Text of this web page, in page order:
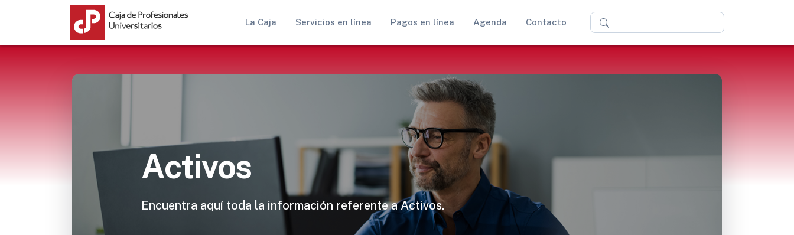
La Caja Servicios en línea Pagos en línea Agenda Contacto
Buscar
Activos
Encuentra aquí toda la información referente a Activos.